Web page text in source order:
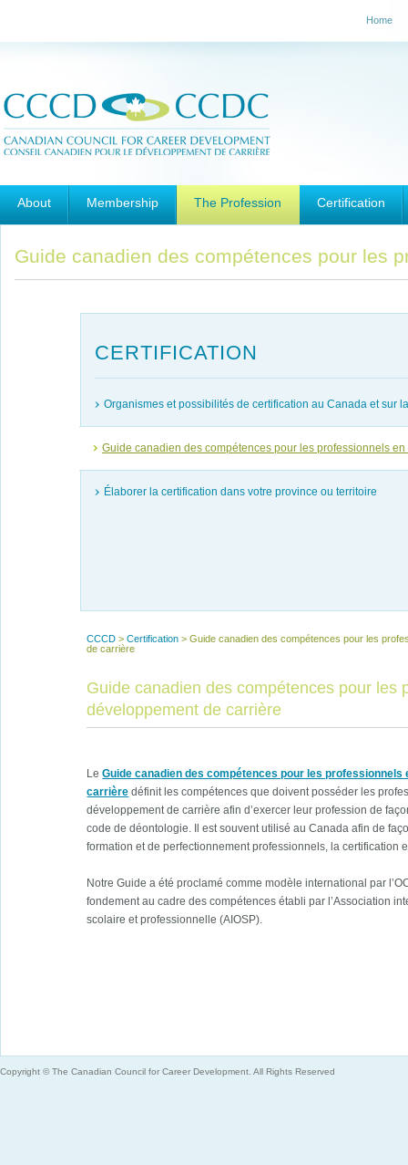
Home
Skip to primary content
Skip to secondary content
About Membership The Profession Certification
Guide canadien des compétences pour les
CERTIFICATION
Organismes et possibilités de certification au Canada et sur
Guide canadien des compétences pour les professionnels
Élaborer la certification dans votre province ou territoire
CCCD >Certification >Guide canadien des compétences pour les
de carrière
Guide canadien des compétences pour les
développement de carrière
LeGuide canadien des compétences pour les professionnels
carrière définit les compétences que doivent posséder les
développement de carrière afin d’exercer leur profession de
code de déontologie. Il est souvent utilisé au Canada afin de
formation et de perfectionnement professionnels, la certification
Notre Guide a été proclamé comme modèle international par
fondement au cadre des compétences établi par l’Association
scolaire et professionnelle (AIOSP).
Copyright © The Canadian Council for Career Development. All Rights Reserved